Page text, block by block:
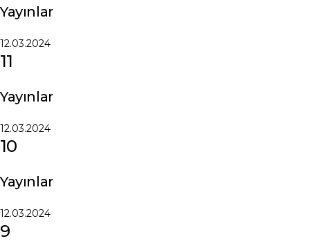
Yayınlar
12.03.2024
11
Yayınlar
12.03.2024
10
Yayınlar
12.03.2024
9